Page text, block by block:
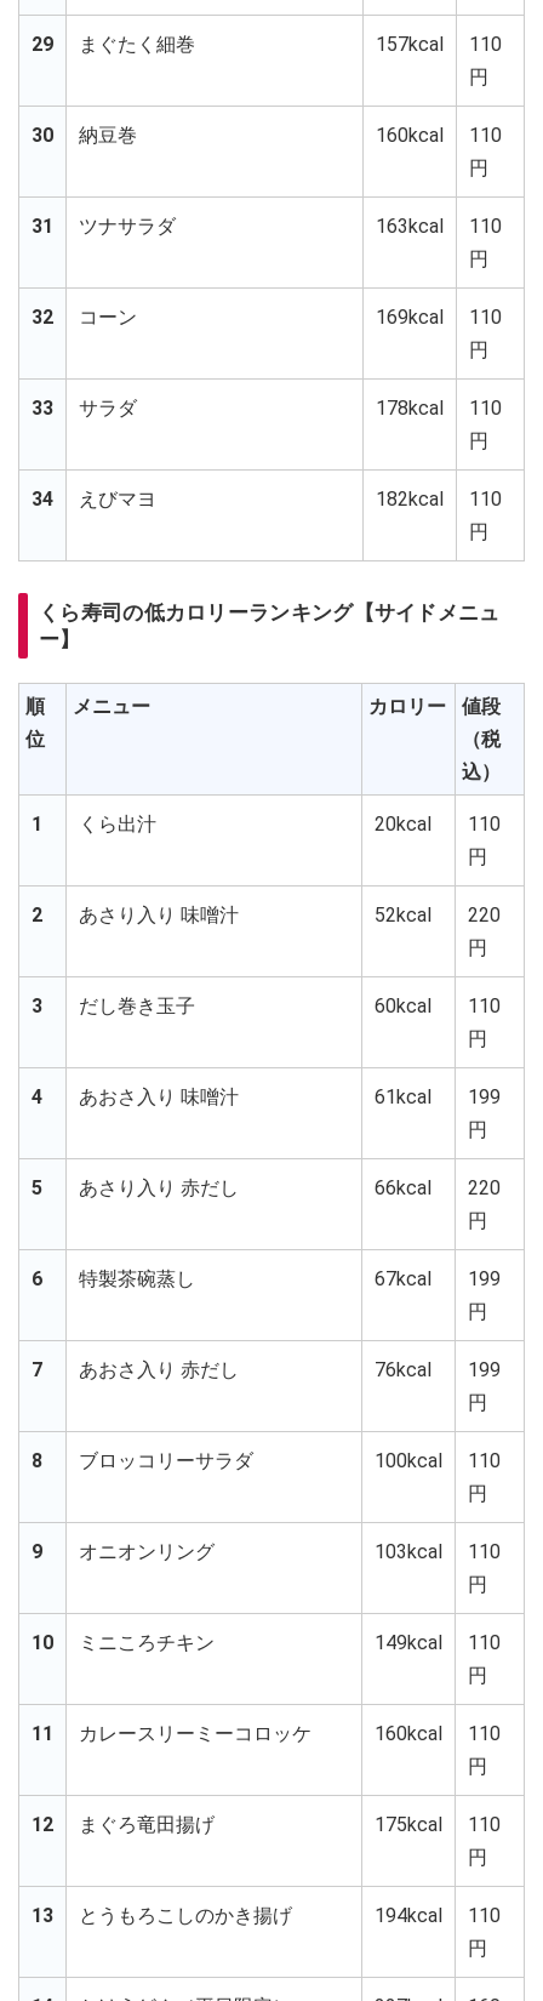
29 まぐたく細巻 157kcal
110
円
30 納豆巻 160kcal
110
円
31 ツナサラダ 163kcal
110
円
32 コーン 169kcal
110
円
33 サラダ 178kcal
110
円
34 えびマヨ 182kcal
110
円
くら寿司の低カロリーランキング【サイドメニュ
ー】
順
位
メニュー カロリー
値段
（税
込）
1 くら出汁 20kcal
110
円
2 あさり入り 味噌汁 52kcal
220
円
3 だし巻き玉子 60kcal
110
円
4 あおさ入り 味噌汁 61kcal
199
円
5 あさり入り 赤だし 66kcal
220
円
6 特製茶碗蒸し 67kcal
199
円
7 あおさ入り 赤だし 76kcal
199
円
8 ブロッコリーサラダ 100kcal
110
円
9 オニオンリング 103kcal
110
円
10 ミニころチキン 149kcal
110
円
11 カレースリーミーコロッケ 160kcal
110
円
12 まぐろ竜田揚げ 175kcal
110
円
13 とうもろこしのかき揚げ 194kcal
110
円